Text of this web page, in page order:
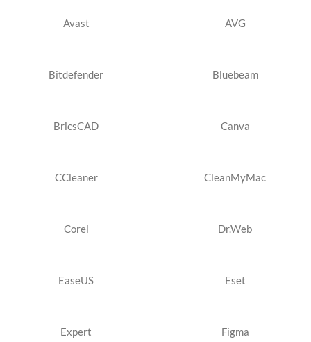
Avast AVG
Bitdefender Bluebeam
BricsCAD Canva
CCleaner CleanMyMac
Corel Dr.Web
EaseUS Eset
Expert Figma